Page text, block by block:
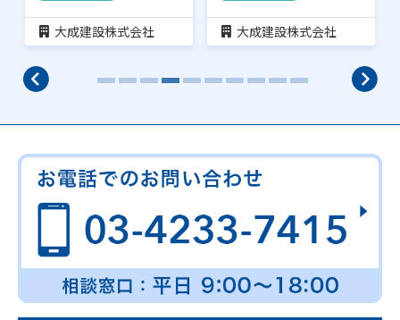
大成建設株式会社 大成建設株式会社